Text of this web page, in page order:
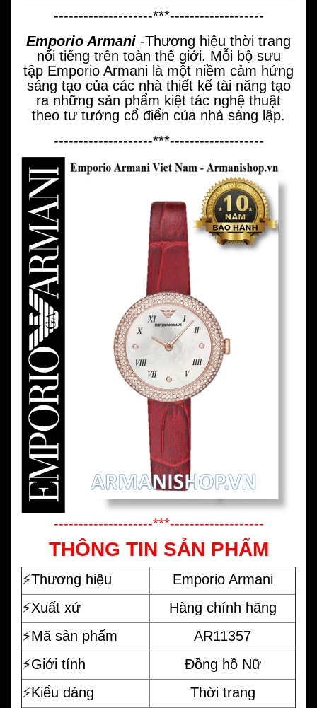
--------------------***-------------------
Emporio Armani -Thương hiệu thời trang
nổi tiếng trên toàn thế giới. Mỗi bộ sưu
tập Emporio Armani là một niềm cảm hứng
sáng tạo của các nhà thiết kế tài năng tạo
ra những sản phẩm kiệt tác nghệ thuật
theo tư tưởng cổ điển của nhà sáng lập.
--------------------***-------------------
--------------------***-------------------
THÔNG TIN SẢN PHẨM
⚡️Thương hiệu
Emporio Armani
⚡️Xuất xứ
Hàng chính hãng
⚡️Mã sản phẩm
AR11357
⚡️Giới tính
Đồng hồ Nữ
⚡️Kiểu dáng
Thời trang